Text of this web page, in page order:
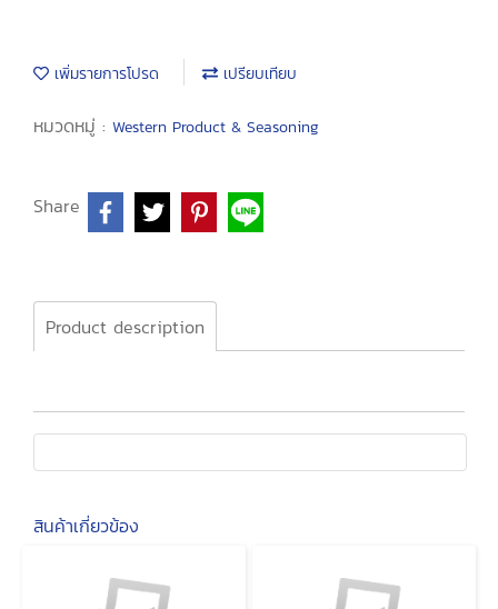
เพิ่มรายการโปรด เปรียบเทียบ
หมวดหมู่ : Western Product & Seasoning
Share
Product description
สินค้าเกี่ยวข้อง